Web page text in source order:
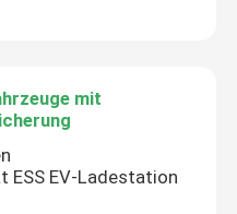
mit
ESS EV-Ladestation